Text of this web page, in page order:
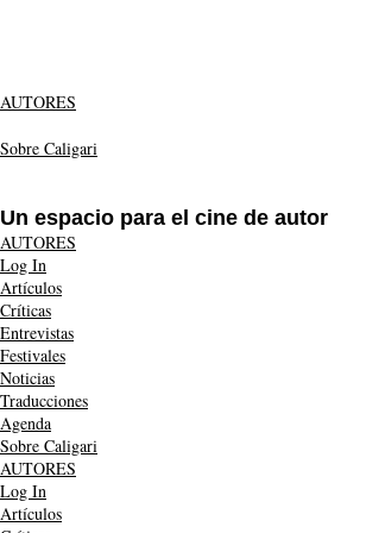
AUTORES
Sobre Caligari
Un espacio para el cine de autor
AUTORES
Log In
Artículos
Críticas
Entrevistas
Festivales
Noticias
Traducciones
Agenda
Sobre Caligari
AUTORES
Log In
Artículos